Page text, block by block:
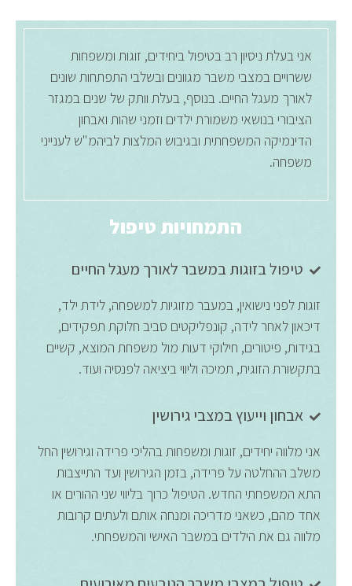
אני בעלת ניסיון רב בטיפול ביחידים, זוגות ומשפחות
ששרויים במצבי משבר מגוונים ובשלבי התפתחות שונים
לאורך מעגל החיים. בנוסף, בעלת וותק של שנים במגזר
הציבורי בנושאי משמורת ילדים וזמני שהות ואבחון
הדינמיקה המשפחתית ובגיבוש המלצות לביהמ"ש לענייני
משפחה.
התמחויות טיפול
טיפול בזוגות במשבר לאורך מעגל החיים
זוגות לפני נישואין, במעבר מזוגיות למשפחה, לידת ילד,
דיכאון לאחר לידה, קונפליקטים סביב חלוקת תפקידים,
בגידות, פיטורים, חילוקי דעות מול משפחת המוצא, קשיים
בתקשורת הזוגית, תמיכה וליווי ביציאה לפנסיה ועוד.
אבחון וייעוץ במצבי גירושין
אני מלווה יחידים, זוגות ומשפחות בהליכי פרידה וגירושין החל
משלב ההחלטה על פרידה, בזמן הגירושין ועד התייצבות
התא המשפחתי החדש. הטיפול כרוך בליווי שני ההורים או
אחד מהם, כשאני מדריכה ומנחה אותם ולעתים קרובות
מלווה גם את הילדים במשבר האישי והמשפחתי.